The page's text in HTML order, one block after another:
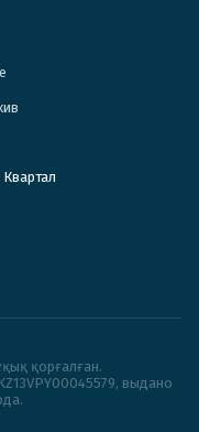
қорғалған.
выдано